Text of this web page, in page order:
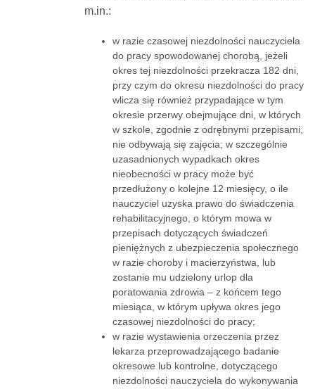
m.in.:
w razie czasowej niezdolności nauczyciela
do pracy spowodowanej chorobą, jeżeli
okres tej niezdolności przekracza 182 dni,
przy czym do okresu niezdolności do pracy
wlicza się również przypadające w tym
okresie przerwy obejmujące dni, w których
w szkole, zgodnie z odrębnymi przepisami,
nie odbywają się zajęcia; w szczególnie
uzasadnionych wypadkach okres
nieobecności w pracy może być
przedłużony o kolejne 12 miesięcy, o ile
nauczyciel uzyska prawo do świadczenia
rehabilitacyjnego, o którym mowa w
przepisach dotyczących świadczeń
pieniężnych z ubezpieczenia społecznego
w razie choroby i macierzyństwa, lub
zostanie mu udzielony urlop dla
poratowania zdrowia – z końcem tego
miesiąca, w którym upływa okres jego
czasowej niezdolności do pracy;
w razie wystawienia orzeczenia przez
lekarza przeprowadzającego badanie
okresowe lub kontrolne, dotyczącego
niezdolności nauczyciela do wykonywania